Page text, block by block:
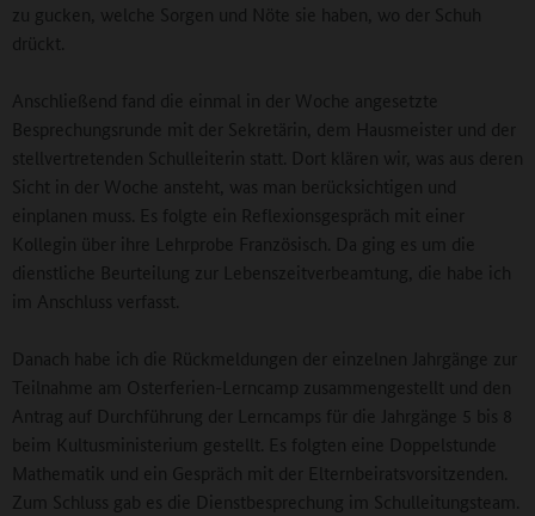
zu gucken, welche Sorgen und Nöte sie haben, wo der Schuh
drückt.
Anschließend fand die einmal in der Woche angesetzte
Besprechungsrunde mit der Sekretärin, dem Hausmeister und der
stellvertretenden Schulleiterin statt. Dort klären wir, was aus deren
Sicht in der Woche ansteht, was man berücksichtigen und
einplanen muss. Es folgte ein Reflexionsgespräch mit einer
Kollegin über ihre Lehrprobe Französisch. Da ging es um die
dienstliche Beurteilung zur Lebenszeitverbeamtung, die habe ich
im Anschluss verfasst.
Danach habe ich die Rückmeldungen der einzelnen Jahrgänge zur
Teilnahme am Osterferien-Lerncamp zusammengestellt und den
Antrag auf Durchführung der Lerncamps für die Jahrgänge 5 bis 8
beim Kultusministerium gestellt. Es folgten eine Doppelstunde
Mathematik und ein Gespräch mit der Elternbeiratsvorsitzenden.
Zum Schluss gab es die Dienstbesprechung im Schulleitungsteam.